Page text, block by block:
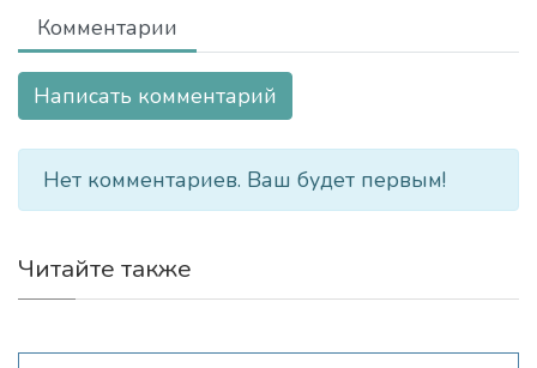
Комментарии
Написать комментарий
Нет комментариев. Ваш будет первым!
Читайте также